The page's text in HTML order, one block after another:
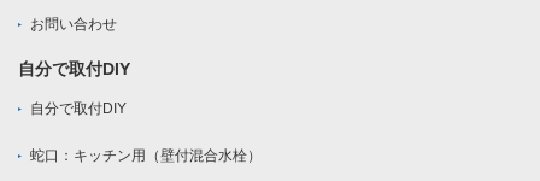
お問い合わせ
自分で取付DIY
自分で取付DIY
蛇口：キッチン用（壁付混合水栓）